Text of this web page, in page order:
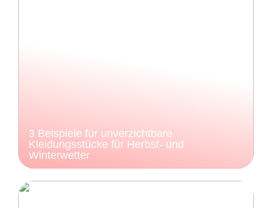
3 Beispiele für unverzichtbare
Kleidungsstücke für Herbst- und
Winterwetter